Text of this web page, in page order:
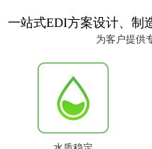
一站式EDI方案设计、制
为客户提供